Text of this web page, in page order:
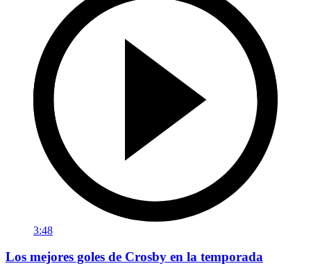
3:48
Los mejores goles de Crosby en la temporada